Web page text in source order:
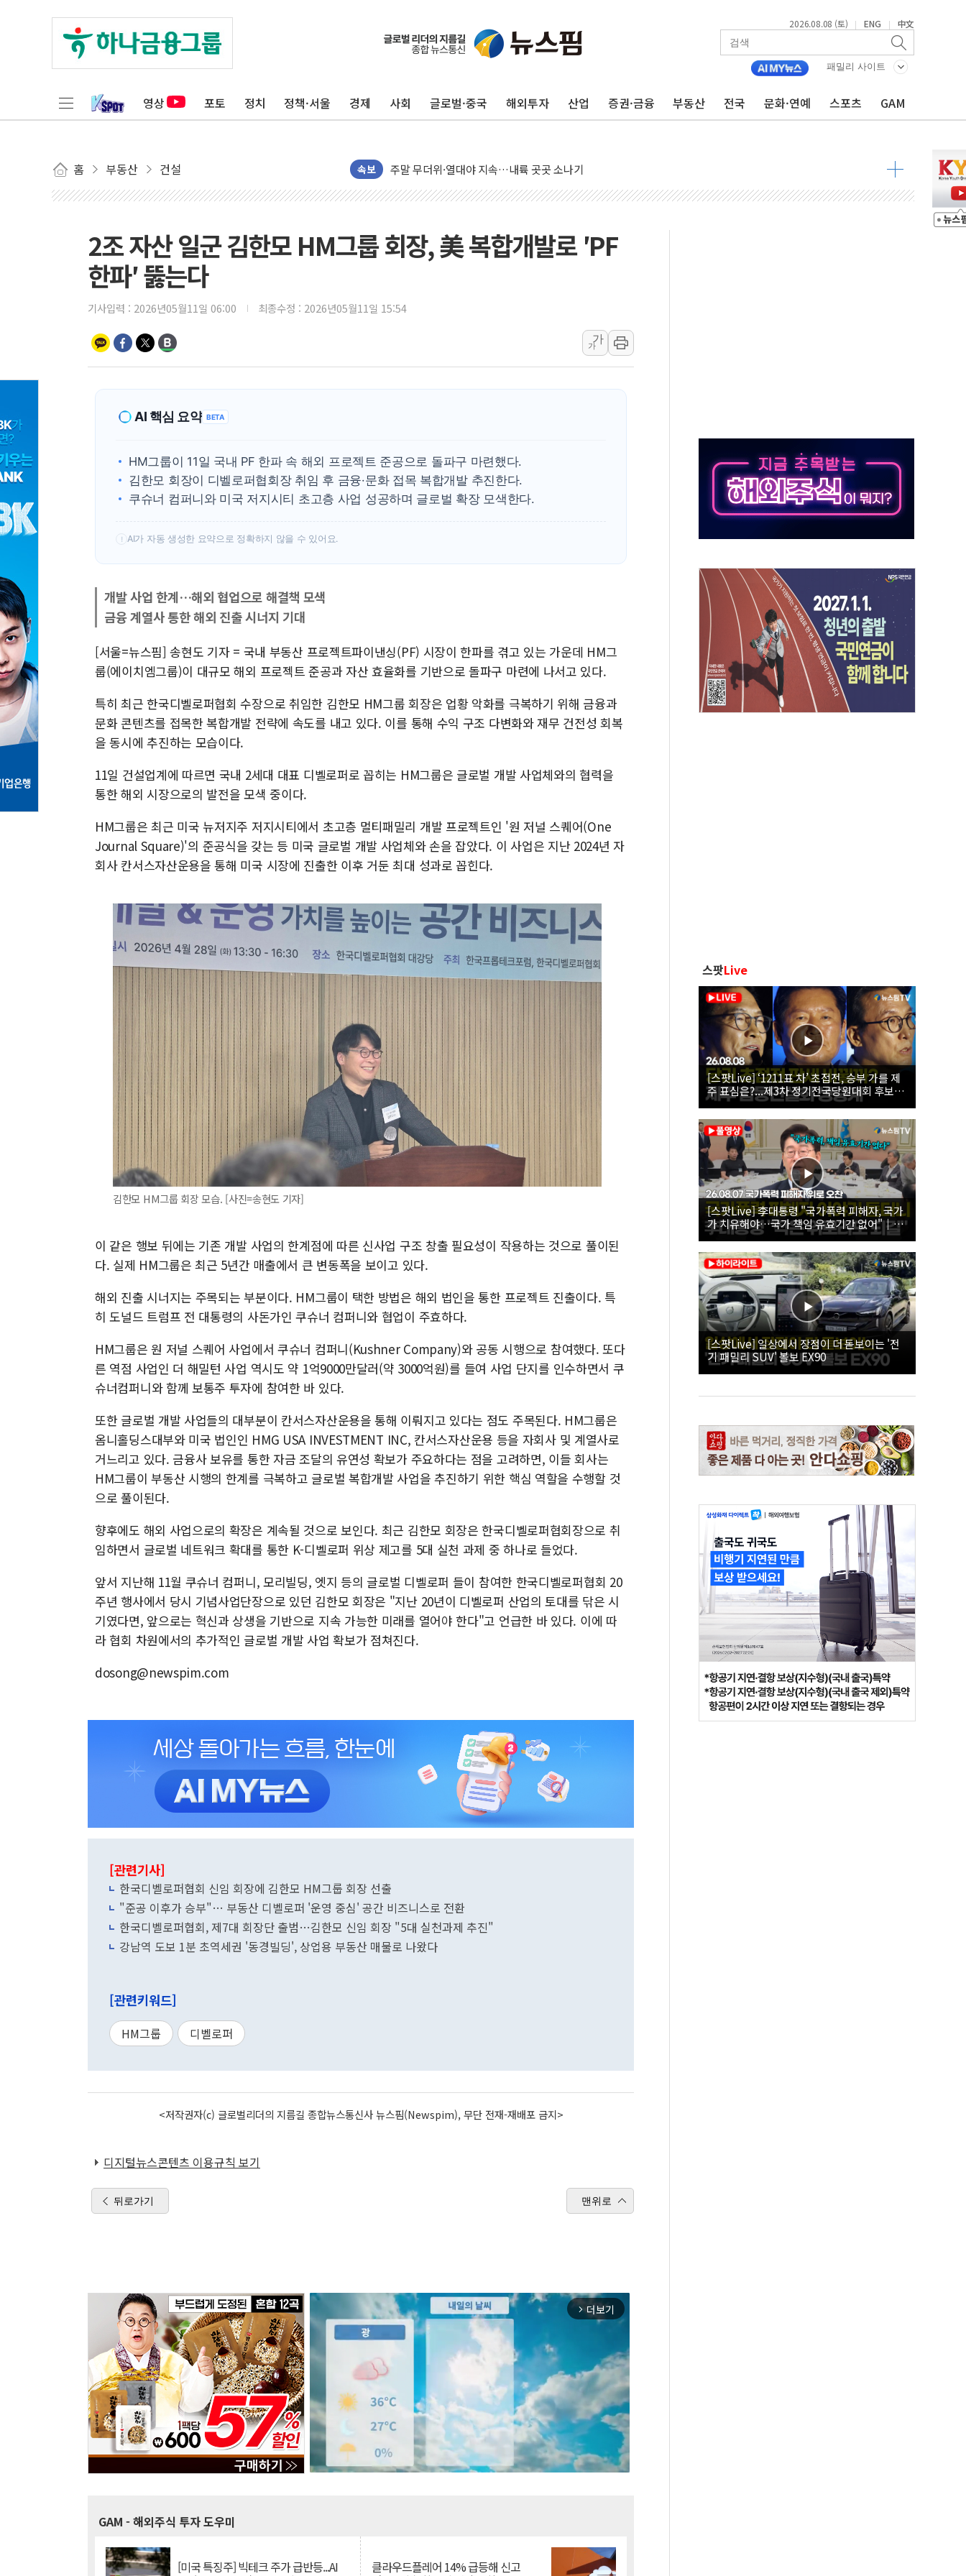
2026.08.08 (토) | ENG | 中文
패밀리 사이트
영상 포토 정치 정책·서울 경제 사회 글로벌·중국 해외투자 산업 증권·금융 부동산 전국 문화·연예 스포츠 GAM
홈 부동산 건설 속보
李대통령, 'ISA·주가누르기 방지법' 전면 재검토 지시
오세훈 "용산공원 주택 검토, 민주당 스스로 원칙 뒤집는 것"
충북 주말 무더위 지속…청주·진천 35도, 곳곳 소나기
민주당, 오늘 제주·인천 경선 발표...김민석 '재역전' vs 정청래 '격차 확대'
한상협, 업계 개인정보 보안 새판 짠다…'자율규제단체' 타진
미 연준 매파 기세 꺾이나…고용 감소에 9월 동결 전망 우세
[종합] 이슬람 수니파 3국, '공동방위협정' 체결… 이스라엘·이란 위협에 맞설 자체 억지력 강화
트럼프, 백신·자폐증 행정명령 검토…"이르면 다음 주"
[AI MY 뉴스] 뉴욕 반도체주 프리뷰...美 고용 쇼크에 반도체주 '활짝'
뉴욕증시 프리뷰, 美 고용 쇼크에 금리 인상 우려 후퇴…나스닥 선물 1%대 상승
2조 자산 일군 김한모 HM그룹 회장, 美 복합개발로 ′PF
한파′ 뚫는다
기사입력 : 2026년05월11일 06:00 최종수정 : 2026년05월11일 15:54
가
가
AI 핵심 요약 BETA
HM그룹이 11일 국내 PF 한파 속 해외 프로젝트 준공으로 돌파구 마련했다.
김한모 회장이 디벨로퍼협회장 취임 후 금융·문화 접목 복합개발 추진한다.
쿠슈너 컴퍼니와 미국 저지시티 초고층 사업 성공하며 글로벌 확장 모색한다.
! AI가 자동 생성한 요약으로 정확하지 않을 수 있어요.
개발 사업 한계…해외 협업으로 해결책 모색
금융 계열사 통한 해외 진출 시너지 기대
[서울=뉴스핌] 송현도 기자 = 국내 부동산 프로젝트파이낸싱(PF) 시장이 한파를 겪고 있는 가운데 HM그
룹(에이치엠그룹)이 대규모 해외 프로젝트 준공과 자산 효율화를 기반으로 돌파구 마련에 나서고 있다.
특히 최근 한국디벨로퍼협회 수장으로 취임한 김한모 HM그룹 회장은 업황 악화를 극복하기 위해 금융과
문화 콘텐츠를 접목한 복합개발 전략에 속도를 내고 있다. 이를 통해 수익 구조 다변화와 재무 건전성 회복
을 동시에 추진하는 모습이다.
11일 건설업계에 따르면 국내 2세대 대표 디벨로퍼로 꼽히는 HM그룹은 글로벌 개발 사업체와의 협력을
통한 해외 시장으로의 발전을 모색 중이다.
HM그룹은 최근 미국 뉴저지주 저지시티에서 초고층 멀티패밀리 개발 프로젝트인 '원 저널 스퀘어(One
Journal Square)'의 준공식을 갖는 등 미국 글로벌 개발 사업체와 손을 잡았다. 이 사업은 지난 2024년 자
회사 칸서스자산운용을 통해 미국 시장에 진출한 이후 거둔 최대 성과로 꼽힌다.
김한모 HM그룹 회장 모습. [사진=송현도 기자]
이 같은 행보 뒤에는 기존 개발 사업의 한계점에 따른 신사업 구조 창출 필요성이 작용하는 것으로 풀이된
다. 실제 HM그룹은 최근 5년간 매출에서 큰 변동폭을 보이고 있다.
해외 진출 시너지는 주목되는 부분이다. HM그룹이 택한 방법은 해외 법인을 통한 프로젝트 진출이다. 특
히 도널드 트럼프 전 대통령의 사돈가인 쿠슈너 컴퍼니와 협업이 주효하다.
HM그룹은 원 저널 스퀘어 사업에서 쿠슈너 컴퍼니(Kushner Company)와 공동 시행으로 참여했다. 또다
른 역점 사업인 더 해밀턴 사업 역시도 약 1억9000만달러(약 3000억원)를 들여 사업 단지를 인수하면서 쿠
슈너컴퍼니와 함께 보통주 투자에 참여한 바 있다.
또한 글로벌 개발 사업들의 대부분이 칸서스자산운용을 통해 이뤄지고 있다는 점도 주목된다. HM그룹은
옴니홀딩스대부와 미국 법인인 HMG USA INVESTMENT INC, 칸서스자산운용 등을 자회사 및 계열사로
거느리고 있다. 금융사 보유를 통한 자금 조달의 유연성 확보가 주요하다는 점을 고려하면, 이들 회사는
HM그룹이 부동산 시행의 한계를 극복하고 글로벌 복합개발 사업을 추진하기 위한 핵심 역할을 수행할 것
으로 풀이된다.
향후에도 해외 사업으로의 확장은 계속될 것으로 보인다. 최근 김한모 회장은 한국디벨로퍼협회장으로 취
임하면서 글로벌 네트워크 확대를 통한 K-디벨로퍼 위상 제고를 5대 실천 과제 중 하나로 들었다.
앞서 지난해 11월 쿠슈너 컴퍼니, 모리빌딩, 엣지 등의 글로벌 디벨로퍼 들이 참여한 한국디벨로퍼협회 20
주년 행사에서 당시 기념사업단장으로 있던 김한모 회장은 "지난 20년이 디벨로퍼 산업의 토대를 닦은 시
기였다면, 앞으로는 혁신과 상생을 기반으로 지속 가능한 미래를 열어야 한다"고 언급한 바 있다. 이에 따
라 협회 차원에서의 추가적인 글로벌 개발 사업 확보가 점쳐진다.
dosong@newspim.com
[관련기사]
한국디벨로퍼협회 신임 회장에 김한모 HM그룹 회장 선출
"준공 이후가 승부"… 부동산 디벨로퍼 '운영 중심' 공간 비즈니스로 전환
한국디벨로퍼협회, 제7대 회장단 출범…김한모 신임 회장 "5대 실천과제 추진"
강남역 도보 1분 초역세권 '동경빌딩', 상업용 부동산 매물로 나왔다
[관련키워드]
HM그룹 디벨로퍼
<저작권자(c) 글로벌리더의 지름길 종합뉴스통신사 뉴스핌(Newspim), 무단 전재-재배포 금지>
디지털뉴스콘텐츠 이용규칙 보기
뒤로가기 맨위로
arrow_forward_ios 더보기
GAM - 해외주식 투자 도우미
[미국 특징주] 빅테크 주가 급반등...AI 클라우드플레어 14% 급등해 신고
스팟Live
[스팟Live] ‘1211표 차’ 초접전, 승부 가를 제
주 표심은?...제3차 정기전국당원대회 후보자
제주 합동연설회 생중계 | 26.08.08
[스팟Live] 李대통령 "국가폭력 피해자, 국가
가 치유해야…국가 책임 유효기간 없어"｜
26.08.07 국가폭력 피해자 위로 오찬
[스팟Live] 일상에서 장점이 더 돋보이는 '전
기 패밀리 SUV' 볼보 EX90